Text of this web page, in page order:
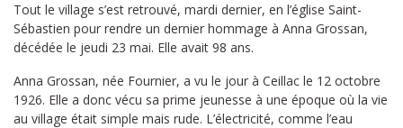
Tout le village s’est retrouvé, mardi dernier, en l’église Saint-
Sébastien pour rendre un dernier hommage à Anna Grossan,
décédée le jeudi 23 mai. Elle avait 98 ans.
Anna Grossan, née Fournier, a vu le jour à Ceillac le 12 octobre
1926. Elle a donc vécu sa prime jeunesse à une époque où la vie
au village était simple mais rude. L’électricité, comme l’eau